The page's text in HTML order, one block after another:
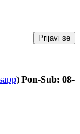
) Pon-Sub: 08-